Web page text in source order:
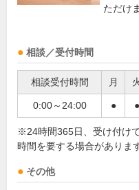
ただけ
相談／受付時間
相談受付時間 月
0:00～24:00 ● ●
※24時間365日、受け付け
時間を要する場合がありま
その他